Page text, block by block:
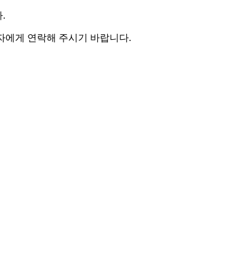
.
에게 연락해 주시기 바랍니다.